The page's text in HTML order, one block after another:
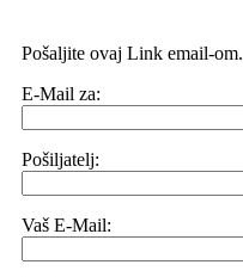
Pošaljite ovaj Link email-om.
E-Mail za:
Pošiljatelj:
Vaš E-Mail: